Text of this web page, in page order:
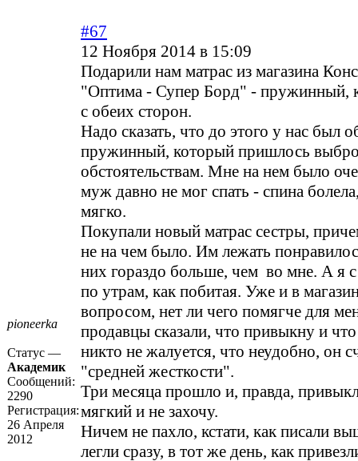
pioneerka
Статус —
Академик
Сообщений:
2290
Регистрация:
26 Апреля
2012
#67
12 Ноября 2014 в 15:09
Подарили нам матрас из магазина
"Оптима - Супер Борд" - пружинный,
с обеих сторон.
Надо сказать, что до этого у нас был
пружинный, который пришлось
обстоятельствам. Мне на нем было
муж давно не мог спать - спина
мягко.
Покупали новый матрас сестры,
не на чем было. Им лежать
них гораздо больше, чем во мне. А я с
по утрам, как побитая. Уже и в
вопросом, нет ли чего помягче для
продавцы сказали, что привыкну и
никто не жалуется, что неудобно, он
"средней жесткости".
Три месяца прошло и, правда,
мягкий и не захочу.
Ничем не пахло, кстати, как писали
легли сразу, в тот же день, как